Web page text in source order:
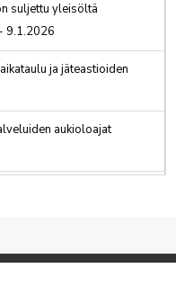
suljettu yleisöltä
9.1.2026
ja jäteastioiden
aukioloajat
aukioloajat jouluna